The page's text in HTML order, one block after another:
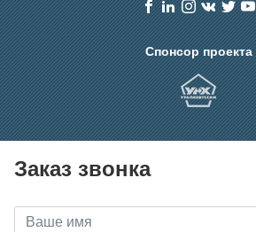
Спонсор проекта
Заказ звонка